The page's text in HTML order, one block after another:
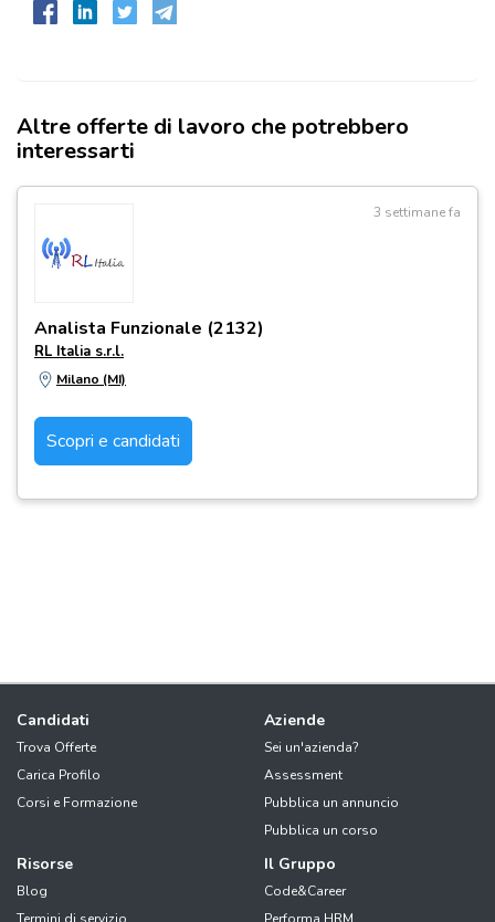
Altre offerte di lavoro che potrebbero
interessarti
3 settimane fa
Analista Funzionale (2132)
RL Italia s.r.l.
Milano (MI)
Scopri e candidati
Candidati
Trova Offerte
Carica Profilo
Corsi e Formazione
Aziende
Sei un'azienda?
Assessment
Pubblica un annuncio
Pubblica un corso
Risorse
Blog
Il Gruppo
Code&Career